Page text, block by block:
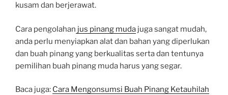
kusam dan berjerawat.
Cara pengolahan jus pinang muda juga sangat mudah,
anda perlu menyiapkan alat dan bahan yang diperlukan
dan buah pinang yang berkualitas serta dan tentunya
pemilihan buah pinang muda harus yang segar.
Baca juga: Cara Mengonsumsi Buah Pinang Ketauhilah